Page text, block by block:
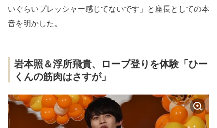
いぐらいプレッシャー感じてないです」と座長としての本
音を明かした。
岩本照＆浮所飛貴、ローブ登りを体験「ひー
くんの筋肉はさすが」